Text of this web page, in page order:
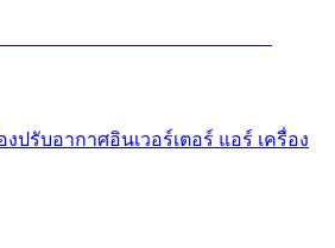
องปรับอากาศอินเวอร์เตอร์ แอร์ เครื่อง